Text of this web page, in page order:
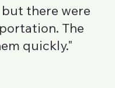
there were
The
quickly."